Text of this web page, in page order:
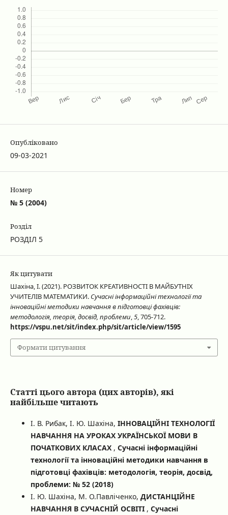
Опубліковано
09-03-2021
Номер
№ 5 (2004)
Розділ
РОЗДІЛ 5
Як цитувати
Шахіна, І. (2021). РОЗВИТОК КРЕАТИВНОСТІ В МАЙБУТНІХ
УЧИТЕЛІВ МАТЕМАТИКИ. Сучасні інформаційні технології та
інноваційні методики навчання в підготовці фахівців:
методологія, теорія, досвід, проблеми,5, 705-712.
https://vspu.net/sit/index.php/sit/article/view/1595
Формати цитування
Статті цього автора (цих авторів), які
найбільше читають
І. В. Рибак, І. Ю. Шахіна, ІННОВАЦІЙНІ ТЕХНОЛОГІЇ
НАВЧАННЯ НА УРОКАХ УКРАЇНСЬКОЇ МОВИ В
ПОЧАТКОВИХ КЛАСАХ , Сучасні інформаційні
технології та інноваційні методики навчання в
підготовці фахівців: методологія, теорія, досвід,
проблеми: № 52 (2018)
І. Ю. Шахіна, М. О.Павліченко, ДИСТАНЦІЙНЕ
НАВЧАННЯ В СУЧАСНІЙ ОСВІТІ , Сучасні